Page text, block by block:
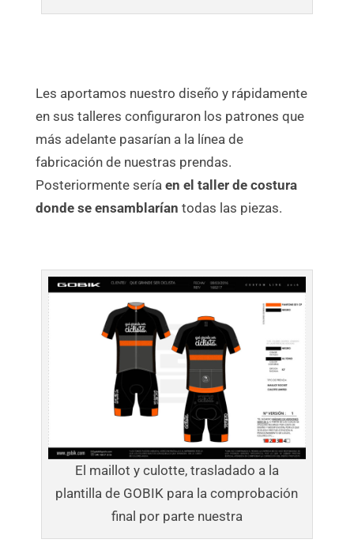
Les aportamos nuestro diseño y rápidamente
en sus talleres configuraron los patrones que
más adelante pasarían a la línea de
fabricación de nuestras prendas.
Posteriormente sería en el taller de costura
donde se ensamblarían todas las piezas.
El maillot y culotte, trasladado a la
plantilla de GOBIK para la comprobación
final por parte nuestra